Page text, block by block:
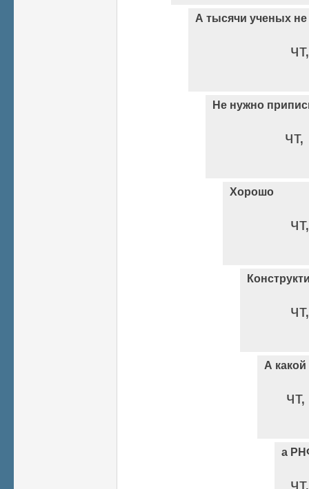
А тысячи ученых
Не нужно
Хорошо
А
а